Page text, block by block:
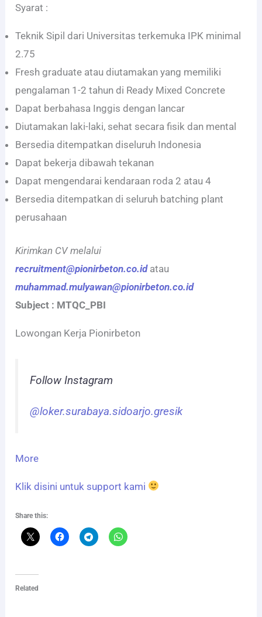
Syarat :
Teknik Sipil dari Universitas terkemuka IPK minimal
2.75
Fresh graduate atau diutamakan yang memiliki
pengalaman 1-2 tahun di Ready Mixed Concrete
Dapat berbahasa Inggis dengan lancar
Diutamakan laki-laki, sehat secara fisik dan mental
Bersedia ditempatkan diseluruh Indonesia
Dapat bekerja dibawah tekanan
Dapat mengendarai kendaraan roda 2 atau 4
Bersedia ditempatkan di seluruh batching plant
perusahaan
Kirimkan CV melalui
recruitment@pionirbeton.co.idatau
muhammad.mulyawan@pionirbeton.co.id
Subject : MTQC_PBI
Lowongan Kerja Pionirbeton
Follow Instagram
@loker.surabaya.sidoarjo.gresik
More
Klik disini untuk support kami
Share this:
Related